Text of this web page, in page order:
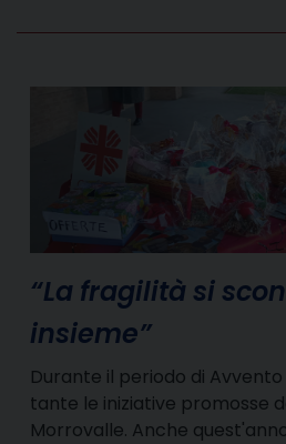
“La fragilità si
insieme”
Durante il periodo di
tante le iniziative promosse
Morrovalle. Anche